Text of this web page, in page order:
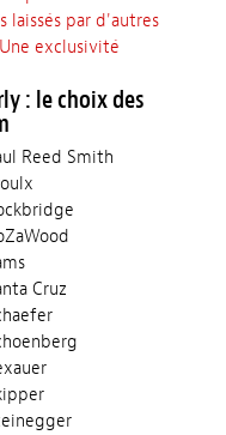
laissés par d'autres
exclusivité
: le choix des
Reed Smith
Cruz